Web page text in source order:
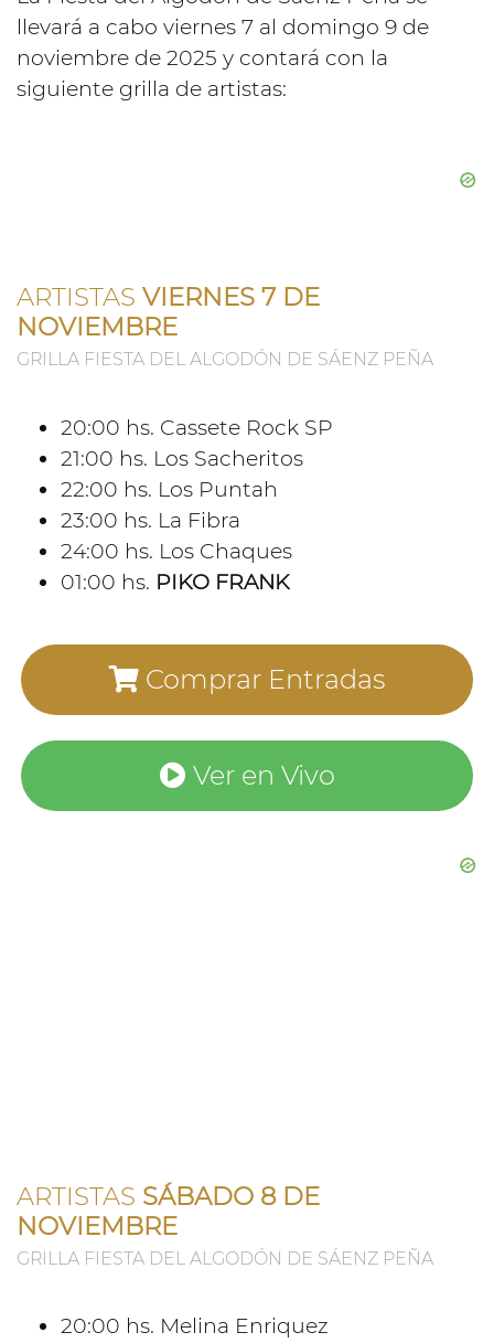
llevará a cabo viernes 7 al domingo 9 de
noviembre de 2025 y contará con la
siguiente grilla de artistas:
ARTISTAS VIERNES 7 DE
NOVIEMBRE
GRILLA FIESTA DEL ALGODÓN DE SÁENZ PEÑA
20:00 hs. Cassete Rock SP
21:00 hs. Los Sacheritos
22:00 hs. Los Puntah
23:00 hs. La Fibra
24:00 hs. Los Chaques
01:00 hs. PIKO FRANK
Comprar Entradas
Ver en Vivo
ARTISTAS SÁBADO 8 DE
NOVIEMBRE
GRILLA FIESTA DEL ALGODÓN DE SÁENZ PEÑA
20:00 hs. Melina Enriquez